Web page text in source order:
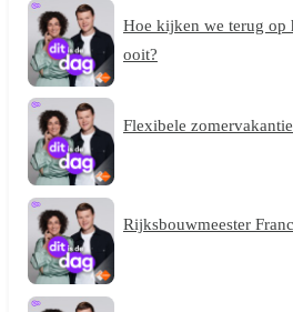
Hoe kijken we terug op
ooit?
Flexibele
Rijksbouwmeester